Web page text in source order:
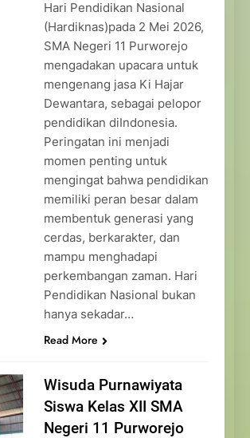
Hari Pendidikan Nasional
(Hardiknas)pada 2 Mei 2026,
SMA Negeri 11 Purworejo
mengadakan upacara untuk
mengenang jasa Ki Hajar
Dewantara, sebagai pelopor
pendidikan diIndonesia.
Peringatan ini menjadi
momen penting untuk
mengingat bahwa pendidikan
memiliki peran besar dalam
membentuk generasi yang
cerdas, berkarakter, dan
mampu menghadapi
perkembangan zaman. Hari
Pendidikan Nasional bukan
hanya sekadar…
Read More
Wisuda Purnawiyata
Siswa Kelas XII SMA
Negeri 11 Purworejo